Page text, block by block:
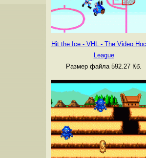
Hit the Ice - VHL - The Video
League
Размер файла 592.27 Кб.